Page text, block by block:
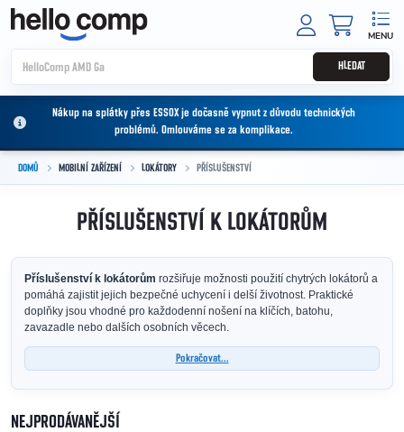
Přejít na obsah
HLEDAT
Nákup na splátky přes ESSOX je dočasně vypnut z důvodu technických
problémů. Omlouváme se za komplikace.
DOMŮ MOBILNÍ ZAŘÍZENÍ LOKÁTORY PŘÍSLUŠENSTVÍ
PŘÍSLUŠENSTVÍ K LOKÁTORŮM
Příslušenství k lokátorům rozšiřuje možnosti použití chytrých lokátorů a
pomáhá zajistit jejich bezpečné uchycení i delší životnost. Praktické
doplňky jsou vhodné pro každodenní nošení na klíčích, batohu,
zavazadle nebo dalších osobních věcech.
Pokračovat...
NEJPRODÁVANĚJŠÍ